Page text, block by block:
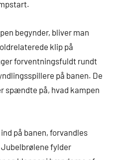
begynder, bliver man
klip på
forventningsfuldt rundt
på banen. De
spændte på, hvad kampen
på banen, forvandles
fylder